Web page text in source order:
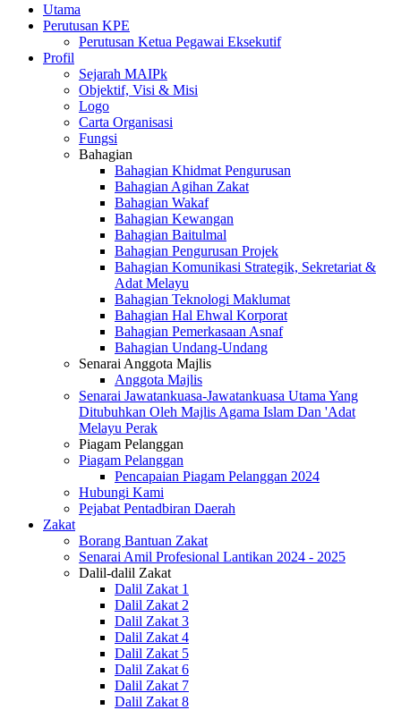
Utama
Perutusan KPE
Perutusan Ketua Pegawai Eksekutif
Profil
Sejarah MAIPk
Objektif, Visi & Misi
Logo
Carta Organisasi
Fungsi
Bahagian
Bahagian Khidmat Pengurusan
Bahagian Agihan Zakat
Bahagian Wakaf
Bahagian Kewangan
Bahagian Baitulmal
Bahagian Pengurusan Projek
Bahagian Komunikasi Strategik, Sekretariat &
Adat Melayu
Bahagian Teknologi Maklumat
Bahagian Hal Ehwal Korporat
Bahagian Pemerkasaan Asnaf
Bahagian Undang-Undang
Senarai Anggota Majlis
Anggota Majlis
Senarai Jawatankuasa-Jawatankuasa Utama Yang
Ditubuhkan Oleh Majlis Agama Islam Dan 'Adat
Melayu Perak
Piagam Pelanggan
Piagam Pelanggan
Pencapaian Piagam Pelanggan 2024
Hubungi Kami
Pejabat Pentadbiran Daerah
Zakat
Borang Bantuan Zakat
Senarai Amil Profesional Lantikan 2024 - 2025
Dalil-dalil Zakat
Dalil Zakat 1
Dalil Zakat 2
Dalil Zakat 3
Dalil Zakat 4
Dalil Zakat 5
Dalil Zakat 6
Dalil Zakat 7
Dalil Zakat 8